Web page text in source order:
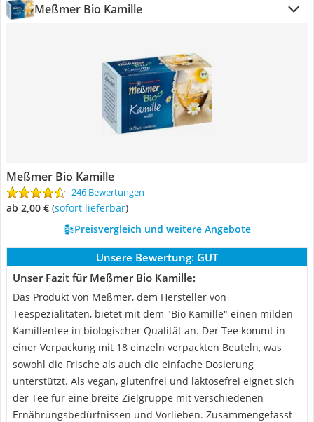
Meßmer Bio Kamille
Meßmer Bio Kamille
246 Bewertungen
ab 2,00 € ( Sofort lieferbar)
Preisvergleich und weitere Angebote
Unsere Bewertung: GUT
Unser Fazit für Meßmer Bio Kamille:
Das Produkt von Meßmer, dem Hersteller von
Teespezialitäten, bietet mit dem "Bio Kamille" einen milden
Kamillentee in biologischer Qualität an. Der Tee kommt in
einer Verpackung mit 18 einzeln verpackten Beuteln, was
sowohl die Frische als auch die einfache Dosierung
unterstützt. Als vegan, glutenfrei und laktosefrei eignet sich
der Tee für eine breite Zielgruppe mit verschiedenen
Ernährungsbedürfnissen und Vorlieben. Zusammengefasst